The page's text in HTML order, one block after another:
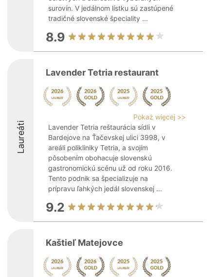
surovín. V jedálnom lístku sú zastúpené
tradičné slovenské špeciality ...
8.9
Laureáti
Lavender Tetria restaurant
Pokaż więcej >>
Lavender Tetria reštaurácia sídli v
Bardejove na Ťačevskej ulici 3998, v
areáli polikliniky Tetria, a svojím
pôsobením obohacuje slovenskú
gastronomickú scénu už od roku 2016.
Tento podnik sa špecializuje na
prípravu ľahkých jedál slovenskej ...
9.2
Kaštieľ Matejovce